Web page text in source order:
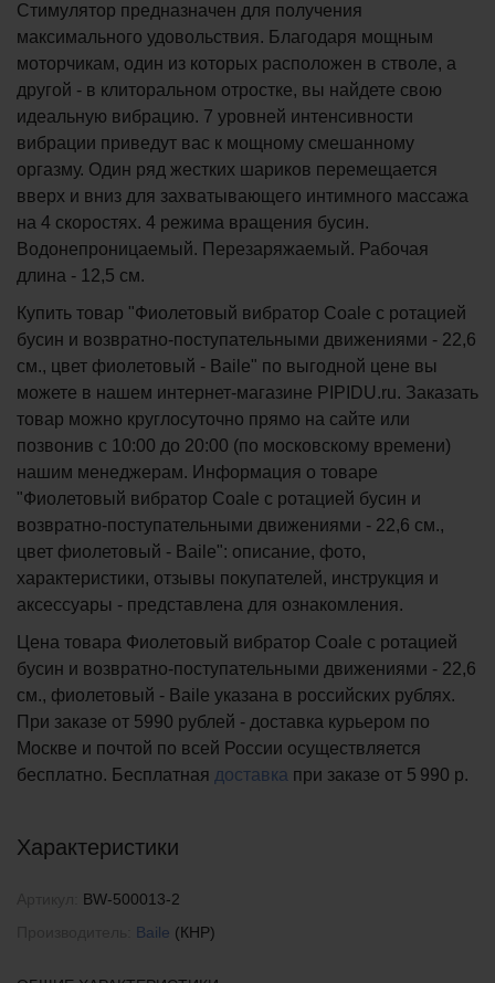
Стимулятор предназначен для получения
максимального удовольствия. Благодаря мощным
моторчикам, один из которых расположен в стволе, а
другой - в клиторальном отростке, вы найдете свою
идеальную вибрацию. 7 уровней интенсивности
вибрации приведут вас к мощному смешанному
оргазму. Один ряд жестких шариков перемещается
вверх и вниз для захватывающего интимного массажа
на 4 скоростях. 4 режима вращения бусин.
Водонепроницаемый. Перезаряжаемый. Рабочая
длина - 12,5 см.
Купить товар "Фиолетовый вибратор Coale с ротацией
бусин и возвратно-поступательными движениями - 22,6
см., цвет фиолетовый - Baile" по выгодной цене вы
можете в нашем интернет-магазине PIPIDU.ru. Заказать
товар можно круглосуточно прямо на сайте или
позвонив с 10:00 до 20:00 (по московскому времени)
нашим менеджерам. Информация о товаре
"Фиолетовый вибратор Coale с ротацией бусин и
возвратно-поступательными движениями - 22,6 см.,
цвет фиолетовый - Baile": описание, фото,
характеристики, отзывы покупателей, инструкция и
аксессуары - представлена для ознакомления.
Цена товара Фиолетовый вибратор Coale с ротацией
бусин и возвратно-поступательными движениями - 22,6
см., фиолетовый - Baile указана в российских рублях.
При заказе от 5990 рублей - доставка курьером по
Москве и почтой по всей России осуществляется
бесплатно. Бесплатная доставка при заказе от 5 990 р.
Характеристики
BW-500013-2
Baile (КНР)